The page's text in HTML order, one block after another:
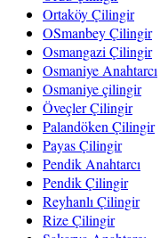
Ortaköy Çilingir
OSmanbey Çilingir
Osmangazi Çilingir
Osmaniye Anahtarcı
Osmaniye çilingir
Öveçler Çilingir
Palandöken Çilingir
Payas Çilingir
Pendik Anahtarcı
Pendik Çilingir
Reyhanlı Çilingir
Rize Çilingir